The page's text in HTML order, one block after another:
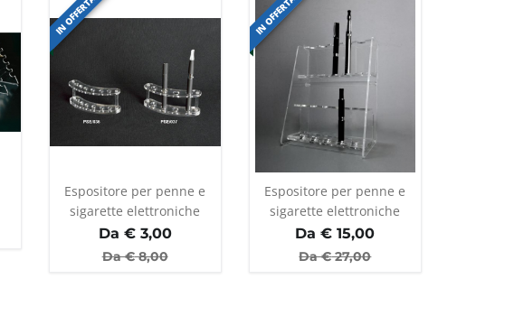
IN OFFERTA
Espositore per penne e
sigarette elettroniche
Da €3,00
Da €8,00
IN OFFERTA
Espositore per penne e
sigarette elettroniche
Da € 15,00
Da €27,00